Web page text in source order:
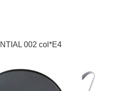
002 col*E4